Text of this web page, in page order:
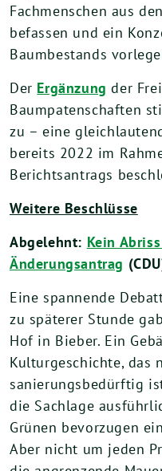
Fachmenschen aus
befassen und ein
Baumbestands
Der Ergänzung der
Baumpatenschaften
zu – eine
bereits 2022 im
Berichtsantrags
Weitere Beschlüsse
Abgelehnt: Kein
Änderungsantrag
Eine spannende
zu späterer Stunde
Hof in Bieber. Ein
Kulturgeschichte, das
sanierungsbedürftig
die Sachlage
Grünen bevorzugen
Aber nicht um jeden